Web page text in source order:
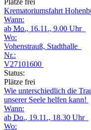
Krematoriumsfahrt
Wann:
ab Mo., 16.11., 9.00 Uhr
Wo:
Vohenstrauß, Stadthalle
Nr.:
V27101600
Status:
Plätze frei
Wie unterschiedlich die
unserer Seele helfen kann!
Wann:
ab Do., 19.11., 18.30 Uhr
Wo: